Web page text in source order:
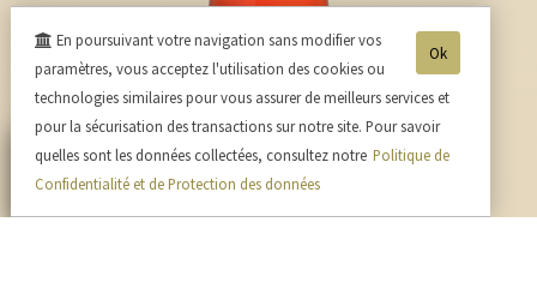
Ok
En poursuivant votre navigation sans modifier vos
paramètres, vous acceptez l'utilisation des cookies ou
technologies similaires pour vous assurer de meilleurs services et
pour la sécurisation des transactions sur notre site. Pour savoir
quelles sont les données collectées, consultez notre Politique de
Confidentialité et de Protection des données